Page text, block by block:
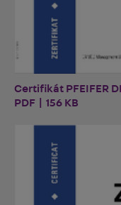
Certifikát PFEIFER
PDF | 156 KB